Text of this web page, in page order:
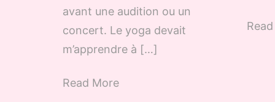
avant une audition ou un
concert. Le yoga devait
m’apprendre à […]
Read More